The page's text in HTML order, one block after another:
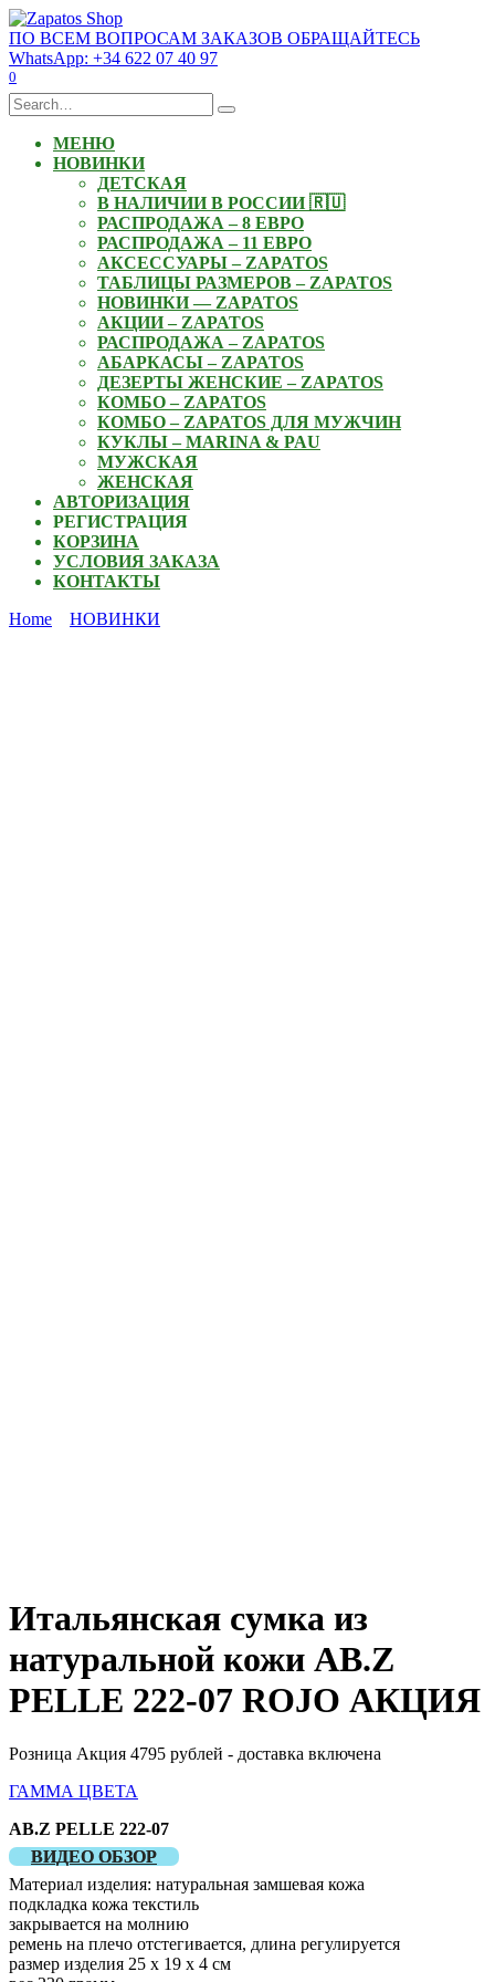
Skip
to
content
ПО ВСЕМ ВОПРОСАМ ЗАКАЗОВ ОБРАЩАЙТЕСЬ
WhatsApp: +34 622 07 40 97
0
Search
for:
МЕНЮ
НОВИНКИ
ДЕТСКАЯ
В НАЛИЧИИ В РОССИИ 🇷🇺
РАСПРОДАЖА – 8 ЕВРО
РАСПРОДАЖА – 11 ЕВРО
АКСЕССУАРЫ – ZAPATOS
ТАБЛИЦЫ РАЗМЕРОВ – ZAPATOS
НОВИНКИ — ZAPATOS
АКЦИИ – ZAPATOS
РАСПРОДАЖА – ZAPATOS
АБАРКАСЫ – ZAPATOS
ДЕЗЕРТЫ ЖЕНСКИЕ – ZAPATOS
КОМБО – ZAPATOS
КОМБО – ZAPATOS ДЛЯ МУЖЧИН
КУКЛЫ – MARINA & PAU
МУЖСКАЯ
ЖЕНСКАЯ
АВТОРИЗАЦИЯ
РЕГИСТРАЦИЯ
КОРЗИНА
УСЛОВИЯ ЗАКАЗА
КОНТАКТЫ
Home
НОВИНКИ
Итальянская сумка из
натуральной кожи AB.Z
PELLE 222-07 ROJO АКЦИЯ
Розница Акция 4795 рублей - доставка включена
ГАММА ЦВЕТА
AB.Z PELLE 222-07
ВИДЕО ОБЗОР
Материал изделия: натуральная замшевая кожа
подкладка кожа текстиль
закрывается на молнию
ремень на плечо отстегивается, длина регулируется
размер изделия 25 х 19 х 4 см